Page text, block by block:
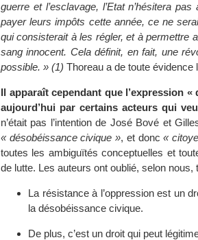
guerre et l’esclavage, l’Etat n’hésitera
payer leurs impôts cette année, ce ne
qui consisterait à les régler, et à permettre
sang innocent. Cela définit, en fait, une
possible. » (1) Thoreau a de toute évidence
Il apparaît cependant que l’expression
aujourd’hui par certains acteurs qui
n’était pas l’intention de José Bové et
« désobéissance civique », et donc«
toutes les ambiguïtés conceptuelles et
de lutte. Les auteurs ont oublié, selon nous,
La résistance à l’oppression est un
la désobéissance civique.
De plus, c’est un droit qui peut